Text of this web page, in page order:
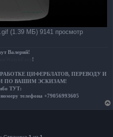
(1.39 МБ) 9141 просмотр
Валерий!
!
ЦИФЕРБЛАТОВ, ПЕРЕВОДУ И
ПО ВАШИМ ЭСКИЗАМ!
ТУТ:
телефона +79056993605